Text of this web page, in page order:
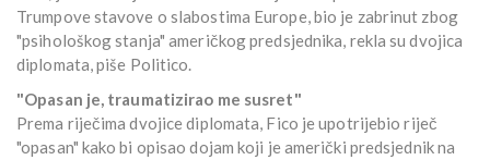
Trumpove stavove o slabostima Europe, bio je zabrinut zbog
"psihološkog stanja" američkog predsjednika, rekla su dvojica
diplomata, piše Politico.
"Opasan je, traumatizirao me susret"
Prema riječima dvojice diplomata, Fico je upotrijebio riječ
"opasan" kako bi opisao dojam koji je američki predsjednik na